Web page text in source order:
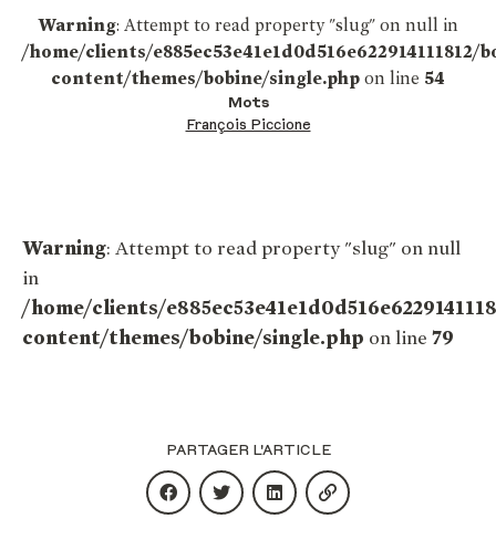
Warning: Attempt to read property "slug" on null in
/home/clients/e885ec53e41e1d0d516e622914111812/
content/themes/bobine/single.php on line 54
Mots
François Piccione
Warning: Attempt to read property "slug" on null
in
/home/clients/
content/themes/bobine/single.php on line 79
PARTAGER L'ARTICLE
Partager le contenu sur facebook
Partager le contenu sur twitter
Partager le contenu sur
Copier l'URL du